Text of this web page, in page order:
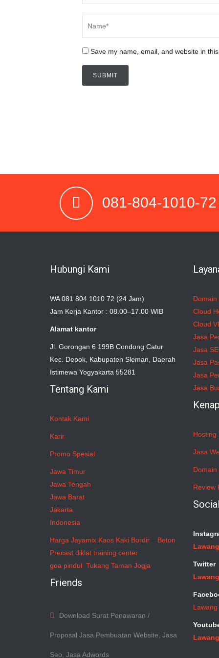
Save my name, email, and website in
081-804-1010-72
Hubungi Kami
WA 081 804 1010 72 (24 Jam)
Jam Kerja Kantor : 08.00–17.00 WIB
Alamat kantor
Jl. Gorongan 6 199B Condong Catur
Kec. Depok, Kabupaten Sleman, Daerah
Istimewa Yogyakarta 55281
Tentang Kami
Kontak Kami
Karir
Promo Spesial
Jawa Timur
Jawa Tengah
Jawa Barat
Jakarta
Indonesia
Harga Jayamix Kaos Kaki Bordir – Beton
Precast diklat training center
goa pindul Tukang Taman Jogja
Friends
Download Surat Penawaran /
Proposal Jasa Pembuatan Website, Jasa
Seo, Jasa Adwords
Domain
Cloud
Cloud
Jasa
Jasa
Jasa
Jasa
Jasa
Hosting
Jasa
Domain
Review
Twitter
Lawang